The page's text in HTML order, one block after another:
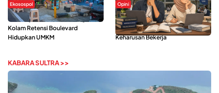
Ekosospol
Ramainya Aktivitas Olahraga di
Kolam Retensi Boulevard
Hidupkan UMKM
Opini
Kerasnya Kehidupan Mahasiswa di
Tengah Gempuran Tugas dan
Keharusan Bekerja
KABARA SULTRA >>